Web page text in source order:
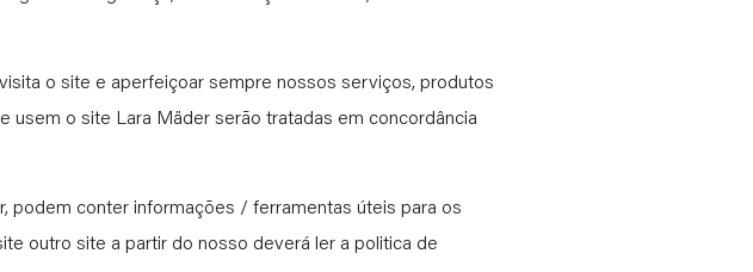
o site e aperfeiçoar sempre nossos serviços, produtos
usem o site Lara Mäder serão tratadas em concordância
podem conter informações / ferramentas úteis para os
outro site a partir do nosso deverá ler a politica de